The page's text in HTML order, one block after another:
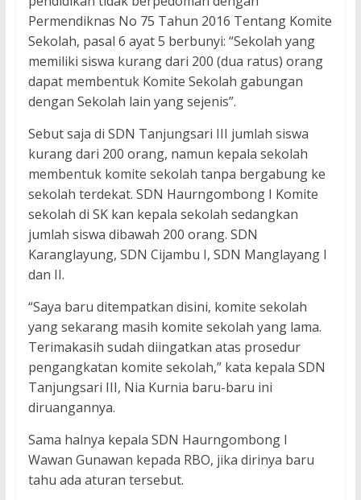
Permendiknas No 75 Tahun 2016 Tentang Komite
Sekolah, pasal 6 ayat 5 berbunyi: “Sekolah yang
memiliki siswa kurang dari 200 (dua ratus) orang
dapat membentuk Komite Sekolah gabungan
dengan Sekolah lain yang sejenis”.
Sebut saja di SDN Tanjungsari III jumlah siswa
kurang dari 200 orang, namun kepala sekolah
membentuk komite sekolah tanpa bergabung ke
sekolah terdekat. SDN Haurngombong I Komite
sekolah di SK kan kepala sekolah sedangkan
jumlah siswa dibawah 200 orang. SDN
Karanglayung, SDN Cijambu I, SDN Manglayang I
dan II.
“Saya baru ditempatkan disini, komite sekolah
yang sekarang masih komite sekolah yang lama.
Terimakasih sudah diingatkan atas prosedur
pengangkatan komite sekolah,” kata kepala SDN
Tanjungsari III, Nia Kurnia baru-baru ini
diruangannya.
Sama halnya kepala SDN Haurngombong I
Wawan Gunawan kepada RBO, jika dirinya baru
tahu ada aturan tersebut.